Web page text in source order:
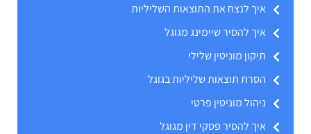
איך לנצח את התוצאות השליליות
איך להסיר שיימינג מגוגל
תיקון מוניטין שלילי
הסרת תוצאות שליליות בגוגל
ניהול מוניטין פרטי
איך להסיר פסקי דין מגוגל